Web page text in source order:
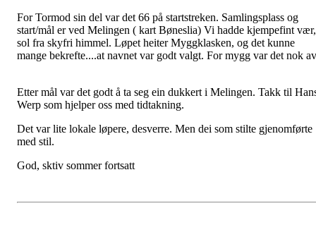
For Tormod sin del var det 66 på startstreken. Samlingsplass og
start/mål er ved Melingen ( kart Bøneslia) Vi hadde kjempefint vær,
sol fra skyfri himmel. Løpet heiter Myggklasken, og det kunne
mange bekrefte....at navnet var godt valgt. For mygg var det nok
Etter mål var det godt å ta seg ein dukkert i Melingen. Takk til
Werp som hjelper oss med tidtakning.
Det var lite lokale løpere, desverre. Men dei som stilte gjenomførte
med stil.
God, sktiv sommer fortsatt